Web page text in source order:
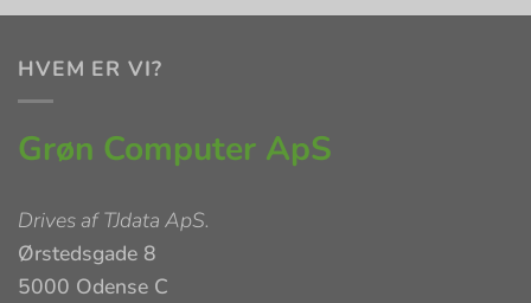
HVEM ER VI?
Grøn Computer ApS
Drives afTJdata ApS.
Ørstedsgade 8
5000 Odense C